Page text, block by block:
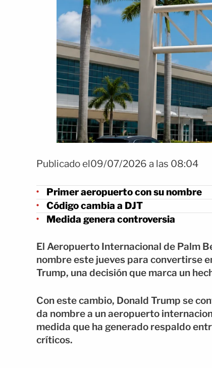
Publicado el09/07/2026 a las 08:04
Primer aeropuerto con su nombre
Código cambia a DJT
Medida genera controversia
El Aeropuerto Internacional de Palm
nombre este jueves para convertirse
Trump, una decisión que marca un
Con este cambio, Donald Trump se
da nombre a un aeropuerto
medida que ha generado respaldo
críticos.